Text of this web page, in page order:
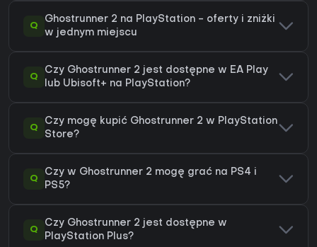
Q
Ghostrunner 2 na PlayStation - oferty i zniżki
w jednym miejscu
Q
Czy Ghostrunner 2 jest dostępne w EA Play
lub Ubisoft+ na PlayStation?
Q
Czy mogę kupić Ghostrunner 2 w PlayStation
Store?
Q
Czy w Ghostrunner 2 mogę grać na PS4 i
PS5?
Q
Czy Ghostrunner 2 jest dostępne w
PlayStation Plus?